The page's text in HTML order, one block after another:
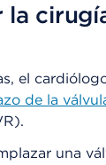
la
el
de la
una